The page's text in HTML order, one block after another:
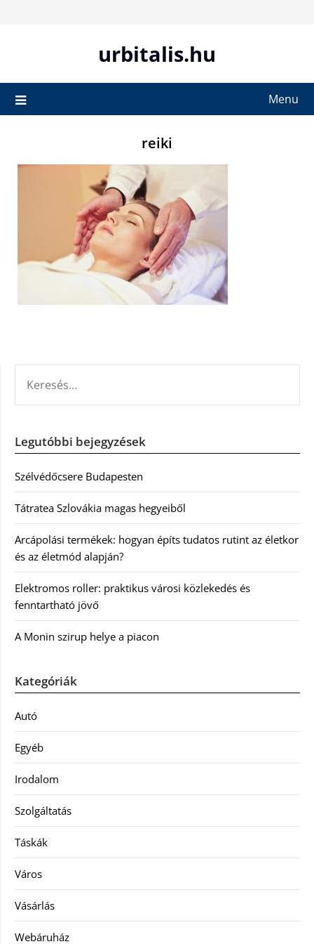
urbitalis.hu
Menu
reiki
Legutóbbi bejegyzések
Szélvédőcsere Budapesten
Tátratea Szlovákia magas hegyeiből
Arcápolási termékek: hogyan építs tudatos rutint az életkor
és az életmód alapján?
Elektromos roller: praktikus városi közlekedés és
fenntartható jövő
A Monin szirup helye a piacon
Kategóriák
Autó
Egyéb
Irodalom
Szolgáltatás
Táskák
Város
Vásárlás
Webáruház